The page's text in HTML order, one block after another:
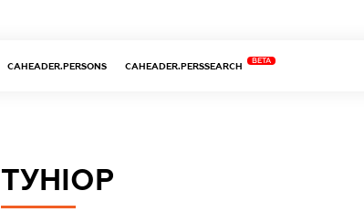
CAHEADER.PERSONS CAHEADER.PERSSEARCH
BETA
ТУНІОР